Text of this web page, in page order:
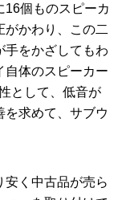
16個ものスピーカ
がかわり、この二
手をかざしてもわ
自体のスピーカー
として、低音が
を求めて、サブウ
安く中古品が売ら